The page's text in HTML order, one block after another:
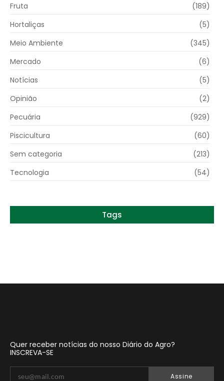
Fruta
(189)
Hortaliças
(5)
Meio Ambiente
(345)
Mercado
(6)
Notícias
(5)
Opinião
(2)
Pecuária
(929)
Piscicultura
(60)
Sem categoria
(213)
Tecnologia
(54)
Tags
Quer receber notícias do nosso Diário do Agro?
INSCREVA-SE
Assine